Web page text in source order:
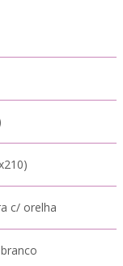
c/ orelha